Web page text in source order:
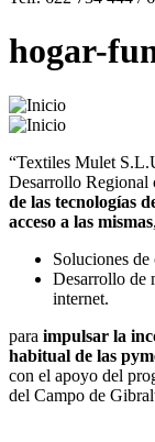
hogar-
“Textiles Mulet
Desarrollo Regional
de las tecnologías
acceso a las mismas
Soluciones
Desarrollo de
internet.
para impulsar la
habitual de las
con el apoyo del
del Campo de